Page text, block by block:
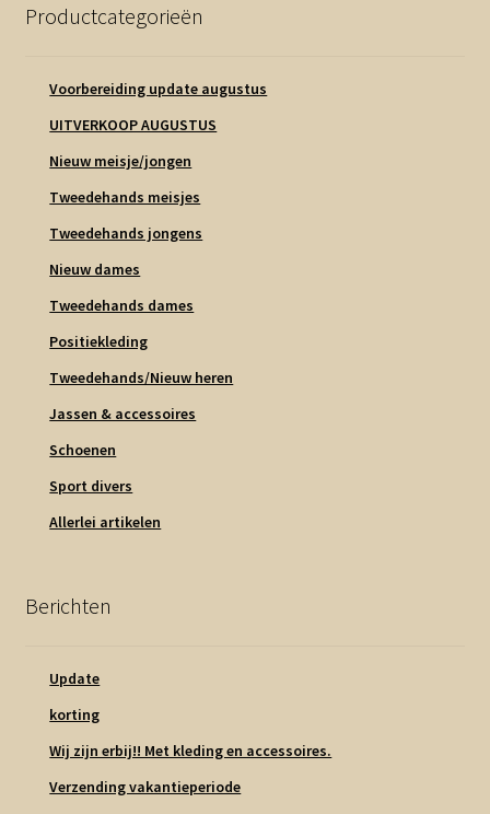
Productcategorieën
Voorbereiding update augustus
UITVERKOOP AUGUSTUS
Nieuw meisje/jongen
Tweedehands meisjes
Tweedehands jongens
Nieuw dames
Tweedehands dames
Positiekleding
Tweedehands/Nieuw heren
Jassen & accessoires
Schoenen
Sport divers
Allerlei artikelen
Berichten
Update
korting
Wij zijn erbij!! Met kleding en accessoires.
Verzending vakantieperiode